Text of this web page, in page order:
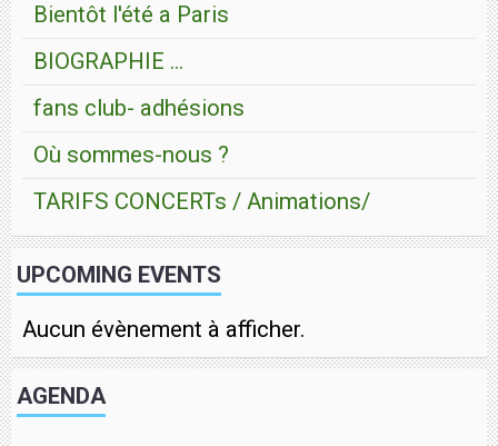
Bientôt l'été a Paris
BIOGRAPHIE ...
fans club- adhésions
Où sommes-nous ?
TARIFS CONCERTs / Animations/
UPCOMING EVENTS
Aucun évènement à afficher.
AGENDA